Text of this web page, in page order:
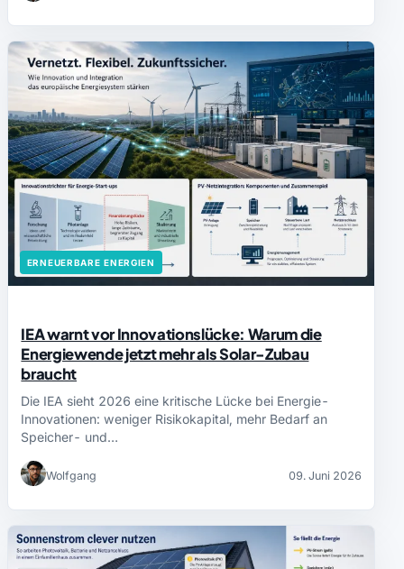
ERNEUERBARE ENERGIEN
IEA warnt vor Innovationslücke: Warum die
Energiewende jetzt mehr als Solar-Zubau
braucht
Die IEA sieht 2026 eine kritische Lücke bei Energie-
Innovationen: weniger Risikokapital, mehr Bedarf an
Speicher- und…
Wolfgang 09. Juni 2026